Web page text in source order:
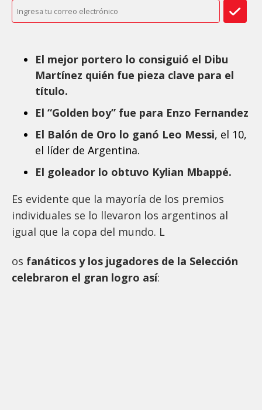
El mejor portero lo consiguió el Dibu
Martínez quién fue pieza clave para el
título.
El “Golden boy” fue para Enzo Fernandez
El Balón de Oro lo ganó Leo Messi, el 10,
el líder de Argentina.
El goleador lo obtuvo Kylian Mbappé.
Es evidente que la mayoría de los premios
individuales se lo llevaron los argentinos al
igual que la copa del mundo. L
os fanáticos y los jugadores de la Selección
celebraron el gran logro así: